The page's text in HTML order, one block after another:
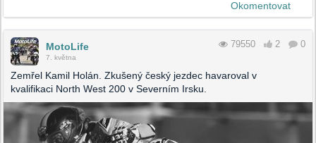
Okomentovat
MotoLife
7. května
79550 2 0
Zemřel Kamil Holán. Zkušený český jezdec havaroval v
kvalifikaci North West 200 v Severním Irsku.